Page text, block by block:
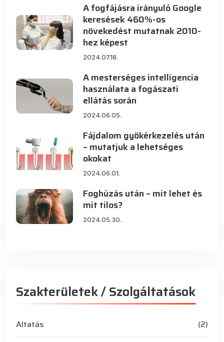
A fogfájásra irányuló Google
keresések 460%-os
növekedést mutatnak 2010-
hez képest
2024.07.18.
A mesterséges intelligencia
használata a fogászati
ellátás során
2024.06.05.
Fájdalom gyökérkezelés után
– mutatjuk a lehetséges
okokat
2024.06.01.
Foghúzás után – mit lehet és
mit tilos?
2024.05.30.
Szakterületek / Szolgáltatások
Altatás
(2)